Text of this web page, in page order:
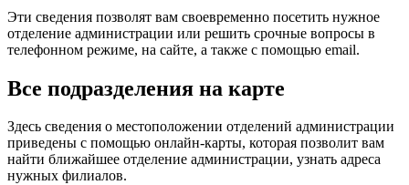
Эти сведения позволят вам своевременно посетить нужное
отделение администрации или решить срочные вопросы в
телефонном режиме, на сайте, а также с помощью email.
Все подразделения на карте
Здесь сведения о местоположении отделений администрации
приведены с помощью онлайн-карты, которая позволит вам
найти ближайшее отделение администрации, узнать адреса
нужных филиалов.